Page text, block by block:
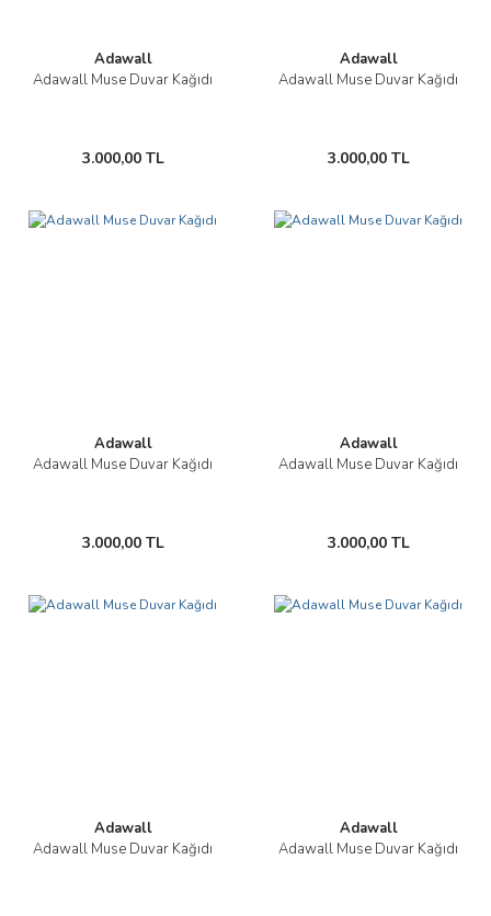
Adawall
Adawall Muse Duvar Kağıdı
3.000,00 TL
Adawall
Adawall Muse Duvar Kağıdı
3.000,00 TL
Adawall
Adawall Muse Duvar Kağıdı
3.000,00 TL
Adawall
Adawall Muse Duvar Kağıdı
3.000,00 TL
Adawall
Adawall Muse Duvar Kağıdı
Adawall
Adawall Muse Duvar Kağıdı